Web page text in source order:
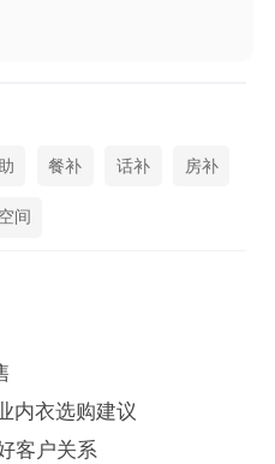
餐补 话补 房补
间
内衣选购建议
客户关系